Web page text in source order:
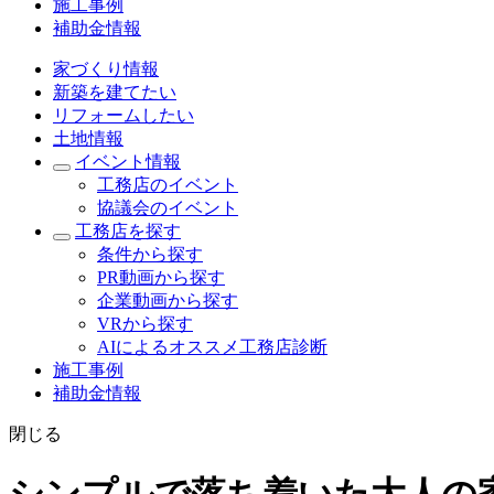
施工事例
補助金情報
家づくり情報
新築を建てたい
リフォームしたい
土地情報
イベント情報
工務店のイベント
協議会のイベント
工務店を探す
条件から探す
PR動画から探す
企業動画から探す
VRから探す
AIによるオススメ工務店診断
施工事例
補助金情報
閉じる